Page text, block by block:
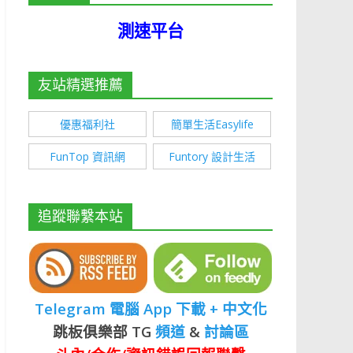
測速平台
友站精選推薦
優惠福利社 簡單生活Easylife
FunTop 資訊網 Funtory 設計生活
追蹤聯繫本站
Telegram 電腦 App 下載 + 中文化
跳板俱樂部 TG 頻道& 討論區